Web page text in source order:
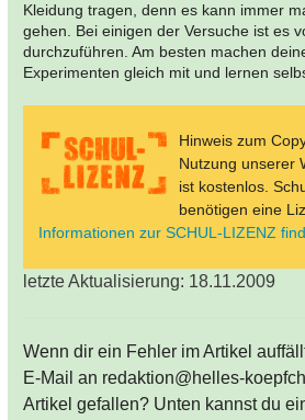
Kleidung tragen, denn es kann immer
gehen. Bei einigen der Versuche ist es
durchzuführen. Am besten machen
Experimenten gleich mit und lernen
Hinweis zum
Nutzung unserer
ist kostenlos.
benötigen eine
Informationen zur SCHUL-LIZENZ
letzte Aktualisierung: 18.11.2009
Wenn dir ein Fehler im Artikel
E-Mail an redaktion@helles-
Artikel gefallen? Unten kannst du